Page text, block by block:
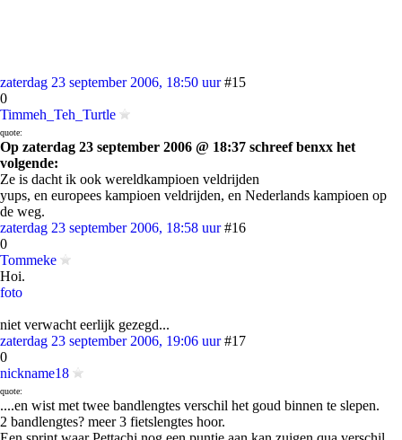
zaterdag 23 september 2006, 18:50 uur #15
0
Timmeh_Teh_Turtle
quote:
Op zaterdag 23 september 2006 @ 18:37 schreef benxx het
volgende:
Ze is dacht ik ook wereldkampioen veldrijden
yups, en europees kampioen veldrijden, en Nederlands kampioen op
de weg.
zaterdag 23 september 2006, 18:58 uur #16
0
Tommeke
Hoi.
foto
niet verwacht eerlijk gezegd...
zaterdag 23 september 2006, 19:06 uur #17
0
nickname18
quote:
....en wist met twee bandlengtes verschil het goud binnen te slepen.
2 bandlengtes? meer 3 fietslengtes hoor.